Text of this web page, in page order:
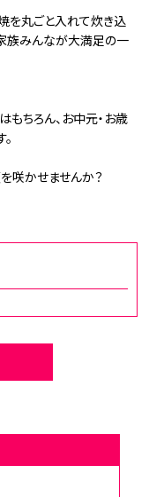
を丸ごと入れて炊き込
族みんなが大満足の一
もちろん、お中元・お歳
咲かせませんか？